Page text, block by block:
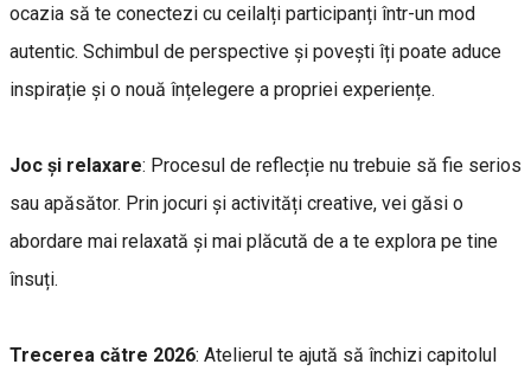
ocazia să te conectezi cu ceilalți participanți într-un mod
autentic. Schimbul de perspective și povești îți poate aduce
inspirație și o nouă înțelegere a propriei experiențe.
Joc și relaxare: Procesul de reflecție nu trebuie să fie serios
sau apăsător. Prin jocuri și activități creative, vei găsi o
abordare mai relaxată și mai plăcută de a te explora pe tine
însuți.
Trecerea către 2026: Atelierul te ajută să închizi capitolul